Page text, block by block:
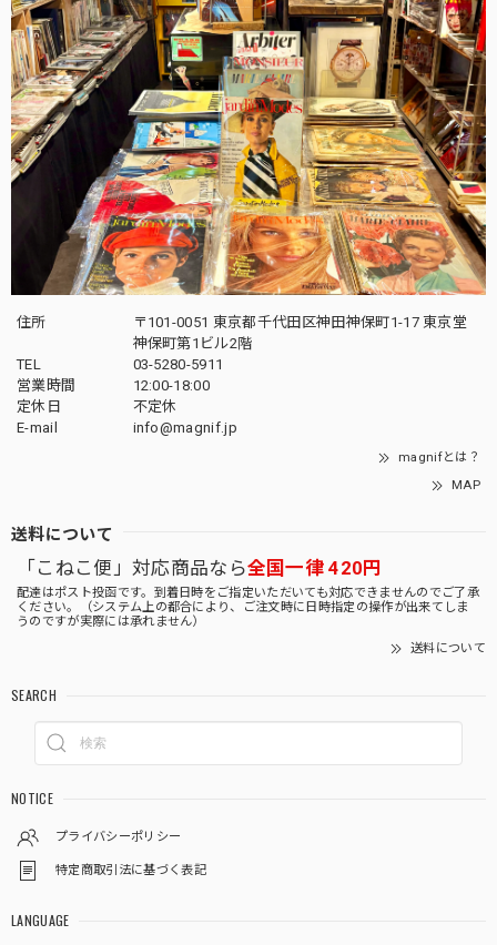
住所
〒101-0051 東京都千代田区神田神保町1-17 東京堂
神保町第1ビル2階
TEL
03-5280-5911
営業時間
12:00-18:00
定休日
不定休
E-mail
info@magnif.jp
magnifとは？
MAP
送料について
「こねこ便」対応商品なら全国一律 420円
配達はポスト投函です。到着日時をご指定いただいても対応できませんのでご了承
ください。（システム上の都合により、ご注文時に日時指定の操作が出来てしま
うのですが実際には承れません）
送料について
SEARCH
NOTICE
プライバシーポリシー
特定商取引法に基づく表記
LANGUAGE